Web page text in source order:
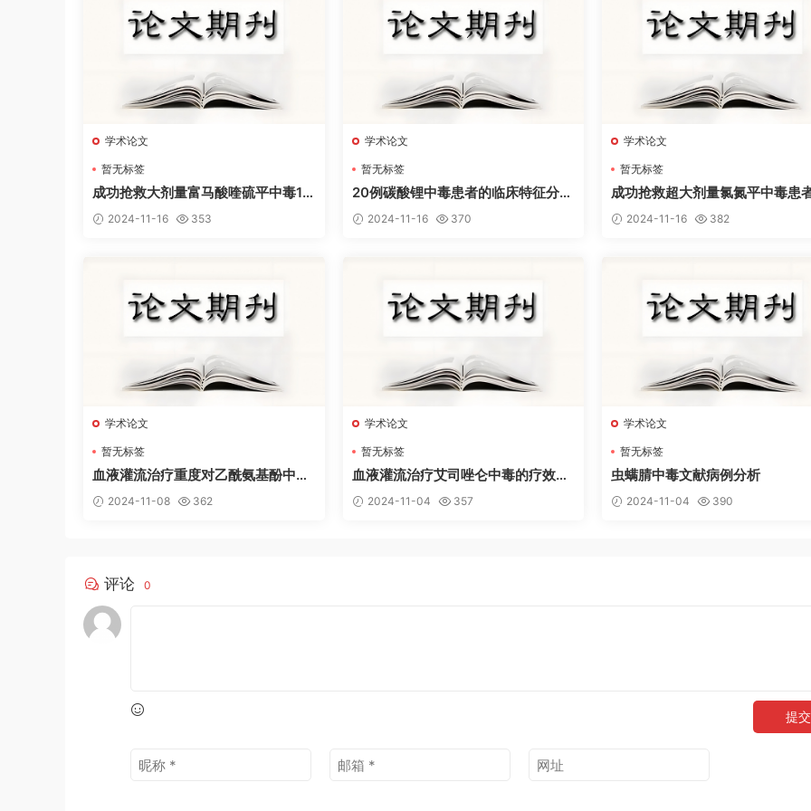
学术论文
暂无标签
成功抢救大剂量富马酸喹硫平中毒1
例 2024-11-16 353
学术论文
暂无标签
20例碳酸锂中毒患者的临床特征分析
及文献复习
2024-11-16 370
学术论文
暂无标签
成功抢救超大剂量氯氮平中毒患
例 2024-11-16 382
学术论文
暂无标签
血液灌流治疗重度对乙酰氨基酚中毒
的临床分析
2024-11-08 362
学术论文
暂无标签
血液灌流治疗艾司唑仑中毒的疗效研
究 2024-11-04 357
学术论文
暂无标签
虫螨腈中毒文献病例分析
2024-11-04 390
评论 0
提交